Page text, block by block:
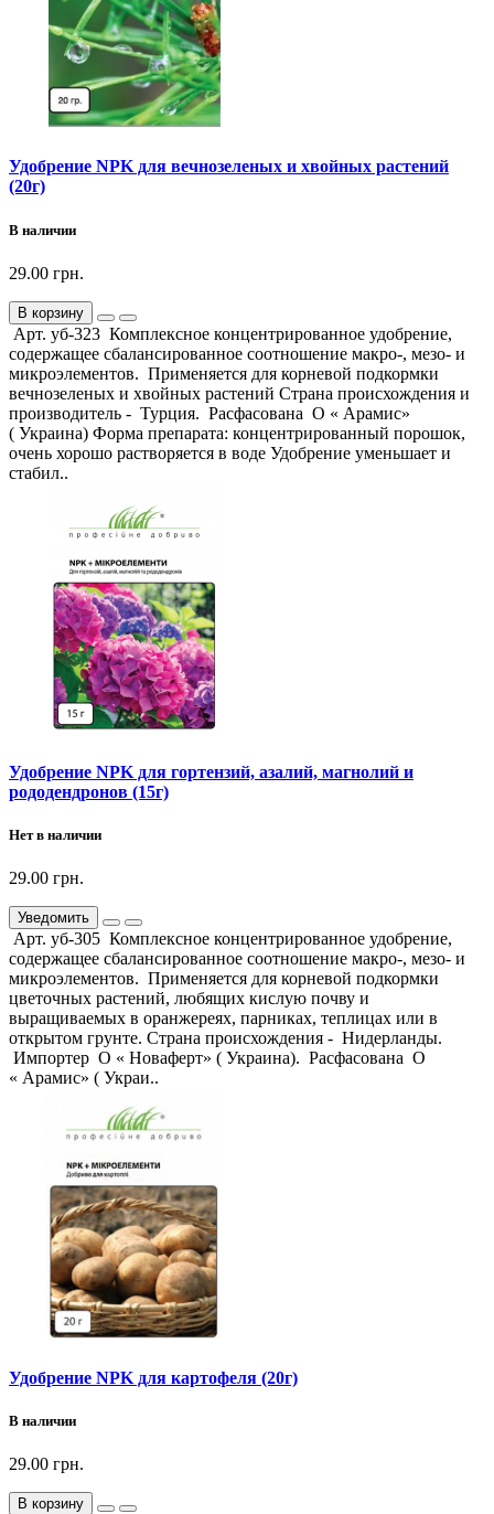
Удобрение NPK для вечнозеленых и хвойных растений
(20г)
В наличии
29.00 грн.
В корзину
Арт. уб-323 Комплексное концентрированное удобрение,
содержащее сбалансированное соотношение макро-, мезо- и
микроэлементов. Применяется для корневой подкормки
вечнозеленых и хвойных растений Страна происхождения и
производитель - Турция. Расфасована О « Арамис»
( Украина) Форма препарата: концентрированный порошок,
очень хорошо растворяется в воде Удобрение уменьшает и
стабил..
Удобрение NPK для гортензий, азалий, магнолий и
рододендронов (15г)
Нет в наличии
29.00 грн.
Уведомить
Арт. уб-305 Комплексное концентрированное удобрение,
содержащее сбалансированное соотношение макро-, мезо- и
микроэлементов. Применяется для корневой подкормки
цветочных растений, любящих кислую почву и
выращиваемых в оранжереях, парниках, теплицах или в
открытом грунте. Страна происхождения - Нидерланды.
Импортер О « Новаферт» ( Украина). Расфасована О
« Арамис» ( Украи..
Удобрение NPK для картофеля (20г)
В наличии
29.00 грн.
В корзину